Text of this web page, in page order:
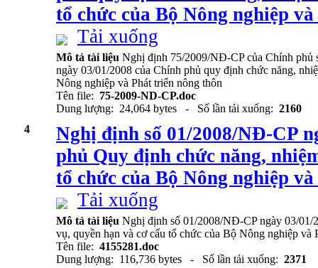
tổ chức của Bộ Nông nghiệp
Tải xuống
Mô tả tài liệu Nghị định 75/2009/NĐ-CP của Chính
ngày 03/01/2008 của Chính phủ quy định chức năng,
Nông nghiệp và Phát triển nông thôn
Tên file: 75-2009-ND-CP.doc
Dung lượng: 24,064 bytes - Số lần tải xuống: 2160
4
Nghị định số 01/2008/NĐ-CP
phủ Quy định chức năng,
tổ chức của Bộ Nông nghiệp
Tải xuống
Mô tả tài liệu Nghị định số 01/2008/NĐ-CP ngày 03/01/
vụ, quyền hạn và cơ cấu tổ chức của Bộ Nông nghiệp và
Tên file: 4155281.doc
Dung lượng: 116,736 bytes - Số lần tải xuống: 2371